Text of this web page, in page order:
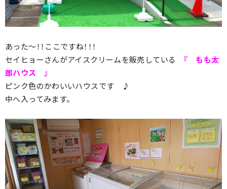
あった～！！ここですね！！！
セイヒョーさんがアイスクリームを販売している 『 もも太
郎ハウス 』
ピンク色のかわいいハウスです ♪
中へ入ってみます。